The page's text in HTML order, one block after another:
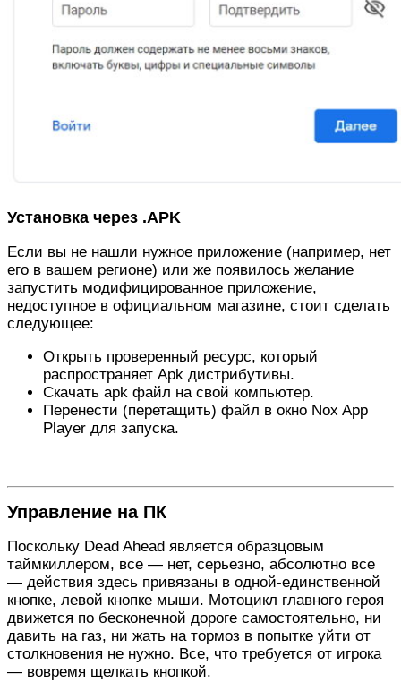
Установка через .APK
Если вы не нашли нужное приложение (например, нет
его в вашем регионе) или же появилось желание
запустить модифицированное приложение,
недоступное в официальном магазине, стоит сделать
следующее:
Открыть проверенный ресурс, который
распространяет Apk дистрибутивы.
Скачать apk файл на свой компьютер.
Перенести (перетащить) файл в окно Nox App
Player для запуска.
Управление на ПК
Поскольку Dead Ahead является образцовым
таймкиллером, все — нет, серьезно, абсолютно все
— действия здесь привязаны в одной-единственной
кнопке, левой кнопке мыши. Мотоцикл главного героя
движется по бесконечной дороге самостоятельно, ни
давить на газ, ни жать на тормоз в попытке уйти от
столкновения не нужно. Все, что требуется от игрока
— вовремя щелкать кнопкой.